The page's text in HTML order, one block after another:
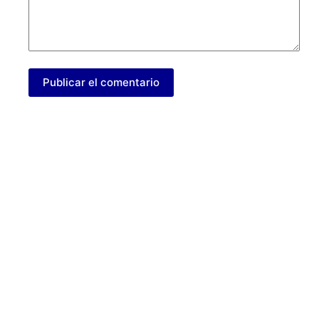
Publicar el comentario